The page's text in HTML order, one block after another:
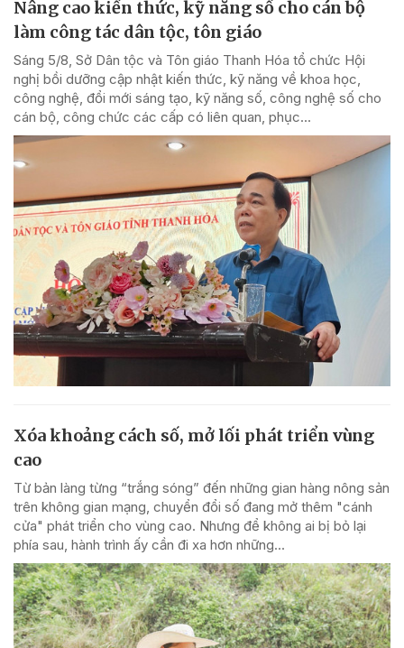
Nâng cao kiến thức, kỹ năng số cho cán bộ
làm công tác dân tộc, tôn giáo
Sáng 5/8, Sở Dân tộc và Tôn giáo Thanh Hóa tổ chức Hội
nghị bồi dưỡng cập nhật kiến thức, kỹ năng về khoa học,
công nghệ, đổi mới sáng tạo, kỹ năng số, công nghệ số cho
cán bộ, công chức các cấp có liên quan, phục...
Xóa khoảng cách số, mở lối phát triển vùng
cao
Từ bản làng từng “trắng sóng” đến những gian hàng nông sản
trên không gian mạng, chuyển đổi số đang mở thêm "cánh
cửa" phát triển cho vùng cao. Nhưng để không ai bị bỏ lại
phía sau, hành trình ấy cần đi xa hơn những...